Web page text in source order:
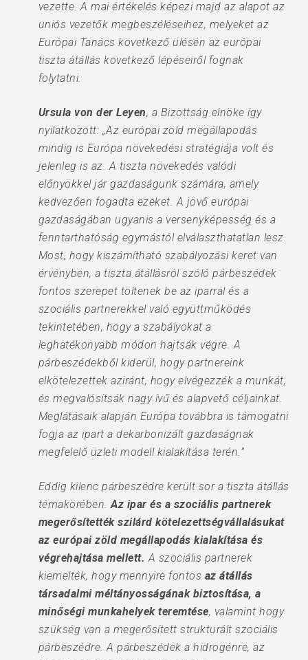
vezette. A mai értékelés képezi majd az alapot az
uniós vezetők megbeszéléseihez, melyeket az
Európai Tanács következő ülésén az európai
tiszta átállás következő lépéseiről fognak
folytatni.
Ursula von der Leyen, a Bizottság elnöke így
nyilatkozott: „Az európai zöld megállapodás
mindig is Európa növekedési stratégiája volt és
jelenleg is az. A tiszta növekedés valódi
előnyökkel jár gazdaságunk számára, amely
kedvezően fogadta ezeket. A jövő európai
gazdaságában ugyanis a versenyképesség és a
fenntarthatóság egymástól elválaszthatatlan lesz.
Most, hogy kiszámítható szabályozási keret van
érvényben, a tiszta átállásról szóló párbeszédek
fontos szerepet töltenek be az iparral és a
szociális partnerekkel való együttműködés
tekintetében, hogy a szabályokat a
leghatékonyabb módon hajtsák végre. A
párbeszédekből kiderül, hogy partnereink
elkötelezettek aziránt, hogy elvégezzék a munkát,
és megvalósítsák nagy ívű és alapvető céljainkat.
Meglátásaik alapján Európa továbbra is támogatni
fogja az ipart a dekarbonizált gazdaságnak
megfelelő üzleti modell kialakítása terén.”
Eddig kilenc párbeszédre került sor a tiszta átállás
témakörében.Az ipar és a szociális partnerek
megerősítették szilárd kötelezettségvállalásukat
az európai zöld megállapodás kialakítása és
végrehajtása mellett. A szociális partnerek
kiemelték, hogy mennyire fontos az átállás
társadalmi méltányosságának biztosítása, a
minőségi munkahelyek teremtése, valamint hogy
szükség van a megerősített strukturált szociális
párbeszédre. A párbeszédek a hidrogénre, az